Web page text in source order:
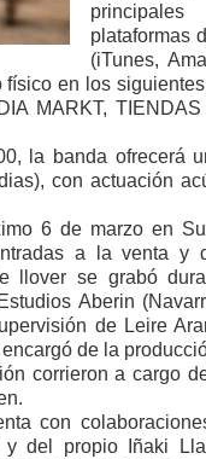
principales
plataformas
(iTunes,
en los
MARKT,
la banda ofrecerá
con actuación
6 de marzo en
a la venta y
llover se grabó
Aberin
de Leire
de la
corrieron a cargo
con
y del propio Iñaki